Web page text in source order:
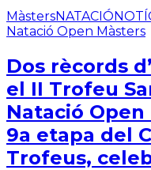
MàstersNATACIÓ
Natació Open Màsters
Dos rècords
el II Trofeu
Natació Open
9a etapa del
Trofeus,